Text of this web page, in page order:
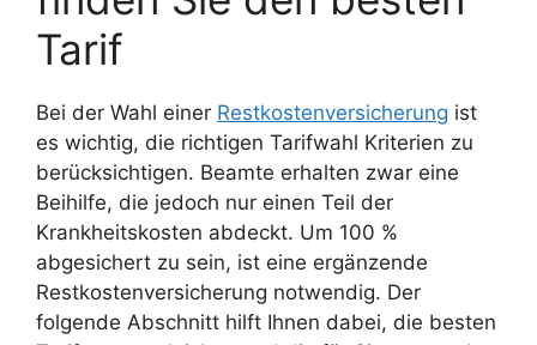
Tarif
Bei der Wahl einer Restkostenversicherung ist
es wichtig, die richtigen Tarifwahl Kriterien zu
berücksichtigen. Beamte erhalten zwar eine
Beihilfe, die jedoch nur einen Teil der
Krankheitskosten abdeckt. Um 100 %
abgesichert zu sein, ist eine ergänzende
Restkostenversicherung notwendig. Der
folgende Abschnitt hilft Ihnen dabei, die besten